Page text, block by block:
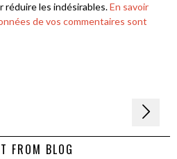
les indésirables.En savoir
de vos commentaires sont
FROM BLOG